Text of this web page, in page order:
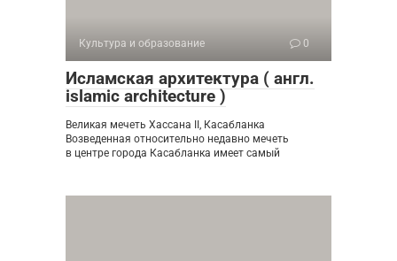
Культура и образование 0
Исламская архитектура ( англ.
islamic architecture )
Великая мечеть Хассана II, Касабланка
Возведенная относительно недавно мечеть
в центре города Касабланка имеет самый